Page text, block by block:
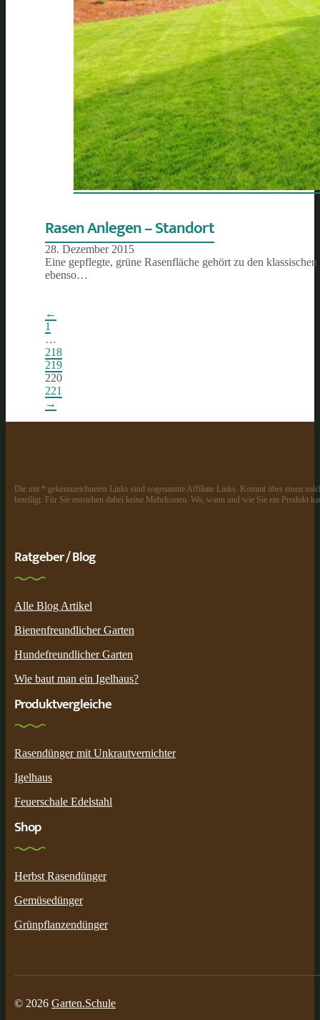
Rasen Anlegen – Standort
28. Dezember 2015
Eine gepflegte, grüne Rasenfläche gehört zu den
ebenso…
←
1
…
218
219
220
221
→
Die mit * gekennzeichneten Links sind sogenannte Affiliate Links. Kommt über einen
beteiligt. Für Sie entstehen dabei keine Mehrkosten. Wo, wann und wie Sie ein Produkt
Ratgeber / Blog
Alle Blog Artikel
Bienenfreundlicher Garten
Hundefreundlicher Garten
Wie baut man ein Igelhaus?
Produktvergleiche
Rasendünger mit Unkrautvernichter
Igelhaus
Feuerschale Edelstahl
Shop
Herbst Rasendünger
Gemüsedünger
Grünpflanzendünger
© 2026 Garten.Schule